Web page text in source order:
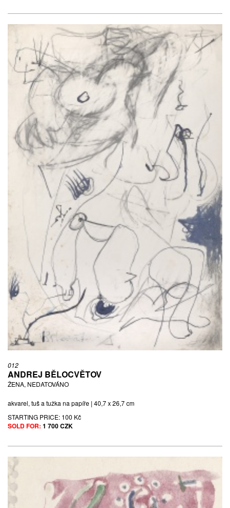
012
ANDREJ BĚLOCVĚTOV
ŽENA, NEDATOVÁNO
akvarel, tuš a tužka na papíře | 40,7 x 26,7 cm
STARTING PRICE: 100 Kč
SOLD FOR: 1 700 CZK